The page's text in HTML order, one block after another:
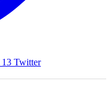
13 Twitter